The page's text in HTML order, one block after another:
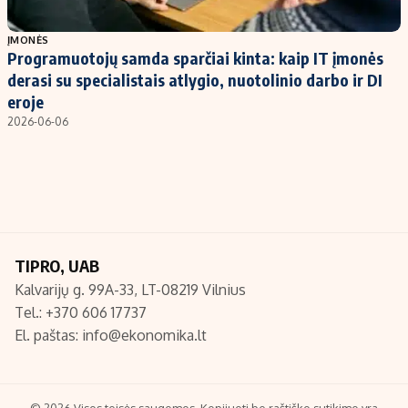
Populiarios temos
Investavimas
Akcijų rinka
Saulės elektrinės
Titulinis
Nedarbo išmokos skaičiuoklė
Redakcija
Apie mus
Redakcijos politika
ĮMONĖS
Programuotojų samda sparčiai kinta: kaip IT įmonės
derasi su specialistais atlygio, nuotolinio darbo ir DI
eroje
2026-06-06
TIPRO, UAB
Kalvarijų g. 99A-33, LT-08219 Vilnius
Tel.: +370 606 17737
El. paštas: info@ekonomika.lt